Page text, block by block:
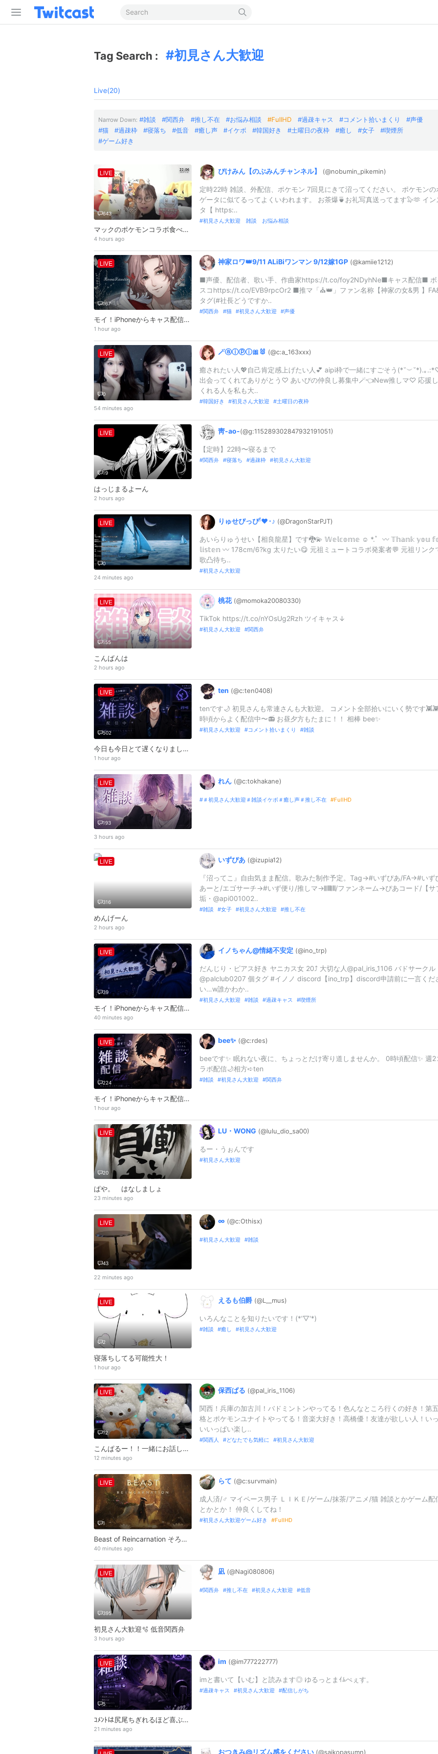
Tag Search : 初見さん大歓迎
Live(20)
Narrow Down: 雑談 関西弁 推し不在 お悩み相談 FullHD 過疎キャス コメント拾いまくり
声優
猫
過疎枠 寝落ち 低音 癒し声 イケボ 韓国好き 土曜日の夜枠 癒し 女子
喫煙所
ゲーム好き
LIVE
643
マックのポケモンコラボ食べながらぽこあポケモンやる
4 hours ago
ぴけみん【のぶみんチャンネル】 (@nobumin_ pikemin)
定時22時 雑談、外配信、ポケモン 7回見にきて沼ってください。 ポケモンの
ゲータに似てるってよくいわれます。 お茶爆🍵お礼写真送ってます🦭🫶 イン
タ【 https:..
初見さん大歓迎 雑談 お悩み相談
LIVE
167
モイ！iPhoneからキャス配信中 -神家です。始めます🎤深夜の機材回収配信移動中🚗
1 hour ago
神家ロワ👑9/11 ALiBiワンマン9/12嫁1GP (@kamiie1212)
■声優、配信者、歌い手、作曲家https://t.co/foy2NDyhNe■キャス配信■ ボ
スコhttps://t.co/EVB9rpcOr2 ■推マ「⛪️👑」ファン名称【神家の女&男 】
タグ(#社長どうですか..
関西弁 猫 初見さん大歓迎 声優
LIVE
0
54 minutes ago
🪄︎︎ⓐⓘⓟⓘ🎀🐰 (@c:a_ 163xxx)
癒されたい人💖自己肯定感上げたい人💕 aipi枠で一緒にすごそう(*˘︶˘*).｡
出会ってくれてありがとう♡ あいぴの仲良し募集中🪄︎︎👈New推しマ♡ 応援
くれる人を私も大..
韓国好き 初見さん大歓迎 土曜日の夜枠
LIVE
19
はっじまるよーん
2 hours ago
靑-ao-(@g:115289302847932191051)
【定時】22時〜寝るまで
関西弁 寝落ち 過疎枠 初見さん大歓迎
LIVE
0
24 minutes ago
りゅせぴっぴ‎ꜝ❤︎⬞♪ (@DragonStarPJT)
あいらりゅうせい【相良龍星】です🐉💫 𝕎𝕖𝕝𝕔𝕠𝕞𝕖 ☺︎ *.ﾟ ︎︎︎︎︎ 〰︎ 𝕋𝕙𝕒𝕟𝕜 𝕪𝕠𝕦
𝕝𝕚𝕤𝕥𝕖𝕟 〰︎ 178cm/6?kg 太りたい😋 元祖ミュートコラボ発案者💬 元祖リンク
歌凸待ち..
初見さん大歓迎
LIVE
155
こんばんは
2 hours ago
桃花 (@momoka20080330)
TikTok https://t.co/nYOsUg2Rzh ツイキャス↓
初見さん大歓迎 関西弁
LIVE
502
今日も今日とて遅くなりました🙇‍♂️
1 hour ago
ten (@c:ten0408)
tenです🌙 初見さんも常連さんも大歓迎。 コメント全部拾いにいく勢です
時頃からよく配信中〜📻 お昼夕方もたまに！！ 相棒 bee✨
初見さん大歓迎 コメント拾いまくり 雑談
LIVE
193
3 hours ago
れん (@c:tokhakane)
＃初見さん大歓迎＃雑談イケボ＃癒し声＃推し不在 FullHD
LIVE
316
めんげーん
2 hours ago
いずぴあ (@izupia12)
『沼ってこ』自由気まま配信。歌みた制作予定。Tag→#いずぴあ/FA→#いず
あーと/エゴサーチ→#いず便り/推しマ→𝄃𝄃𝄂𝄂𝄀𝄁𝄃𝄂𝄂/ファンネーム→ぴあコード/【サ
垢・@api001002..
雑談 女子 初見さん大歓迎 推し不在
LIVE
39
モイ！iPhoneからキャス配信中！
40 minutes ago
イノちゃん@情緒不安定 (@ino_ trp)
だんじり・ピアス好き ヤニカス女 20⤴︎︎︎ 大切な人@pal_iris_1106 バドサークル
@palclub0207 個タグ #イノノ discord【ino_trp】discord申請前に一言くだ
い…w誰かわか..
初見さん大歓迎 雑談 過疎キャス 喫煙所
LIVE
224
モイ！iPhoneからキャス配信中 -
1 hour ago
bee✨ (@c:rdes)
beeです✨ 眠れない夜に、ちょっとだけ寄り道しませんか。 0時頃配信✨ 週2
ラボ配信🌙相方➪ten
雑談 初見さん大歓迎 関西弁
LIVE
20
ぱや。 はなしましょ
23 minutes ago
LU・WONG (@lulu_ dio_ sa00)
るー・うぉんです
初見さん大歓迎
LIVE
43
22 minutes ago
∞ (@c:Othisx)
初見さん大歓迎 雑談
LIVE
2
寝落ちしてる可能性大！
1 hour ago
えるも伯爵 (@L_ mus)
いろんなことを知りたいです！(*'▽'*)
雑談 癒し 初見さん大歓迎
LIVE
12
こんぱるー！！一緒にお話しましょ！
12 minutes ago
保西ぱる (@pal_ iris_ 1106)
関西！兵庫の加古川！バドミントンやってる！色んなところ行くの好き！第
格とポケモンユナイトやってる！音楽大好き！高橋優！友達が欲しい人！い
いいっぱい楽し..
関西人 どなたでも気軽に 初見さん大歓迎
LIVE
1
Beast of Reincarnation そろそろ終わらせよう！
40 minutes ago
らて (@c:survmain)
成人済/♂ マイペース男子 ＬＩＫＥ/ゲーム/抹茶/アニメ/猫 雑談とかゲーム配
とかとか！ 仲良くしてね！
初見さん大歓迎ゲーム好き FullHD
LIVE
395
初見さん大歓迎🫧 低音関西弁
3 hours ago
凪 (@Nagi080806)
関西弁 推し不在 初見さん大歓迎 低音
LIVE
5
ｺﾒﾝﾄは尻尾ちぎれるほど喜ぶよ。
21 minutes ago
im (@im777222777)
imと書いて【いむ】と読みます◎ ゆるっとまｲﾑぺぇす。
過疎キャス 初見さん大歓迎 配信しがち
おつきみ@リズム感をください (@saikopasumn)